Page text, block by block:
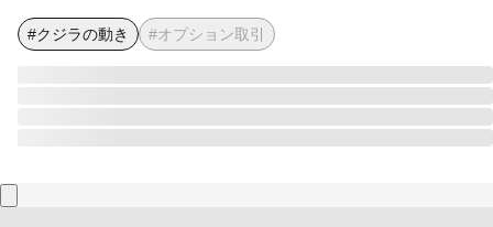
#クジラの動き #オプション取引